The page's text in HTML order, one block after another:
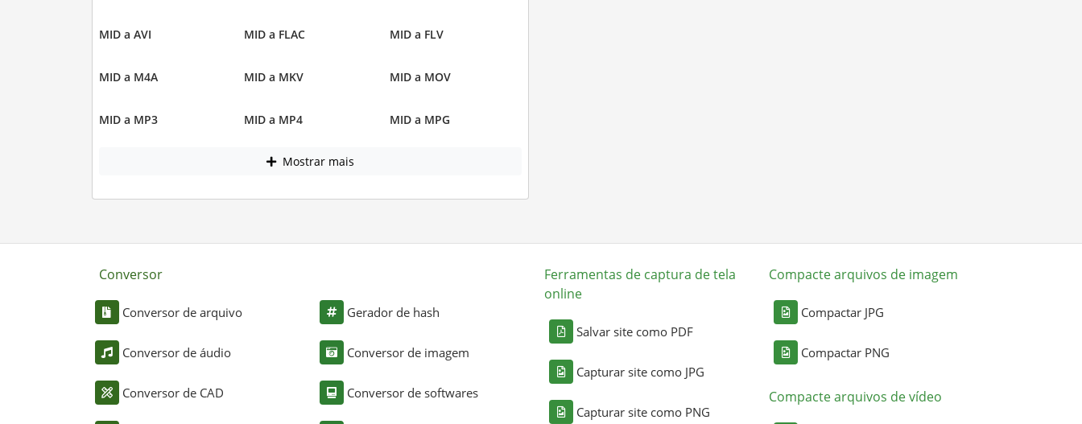
MID a AVI MID a FLAC MID a FLV
MID a M4A MID a MKV MID a MOV
MID a MP3 MID a MP4 MID a MPG
Mostrar mais
Conversor
Conversor de arquivo
Conversor de áudio
Conversor de CAD
Gerador de hash
Conversor de imagem
Conversor de softwares
Ferramentas de captura de tela
online
Salvar site como PDF
Capturar site como JPG
Capturar site como PNG
Compacte arquivos de imagem
Compactar JPG
Compactar PNG
Compacte arquivos de vídeo